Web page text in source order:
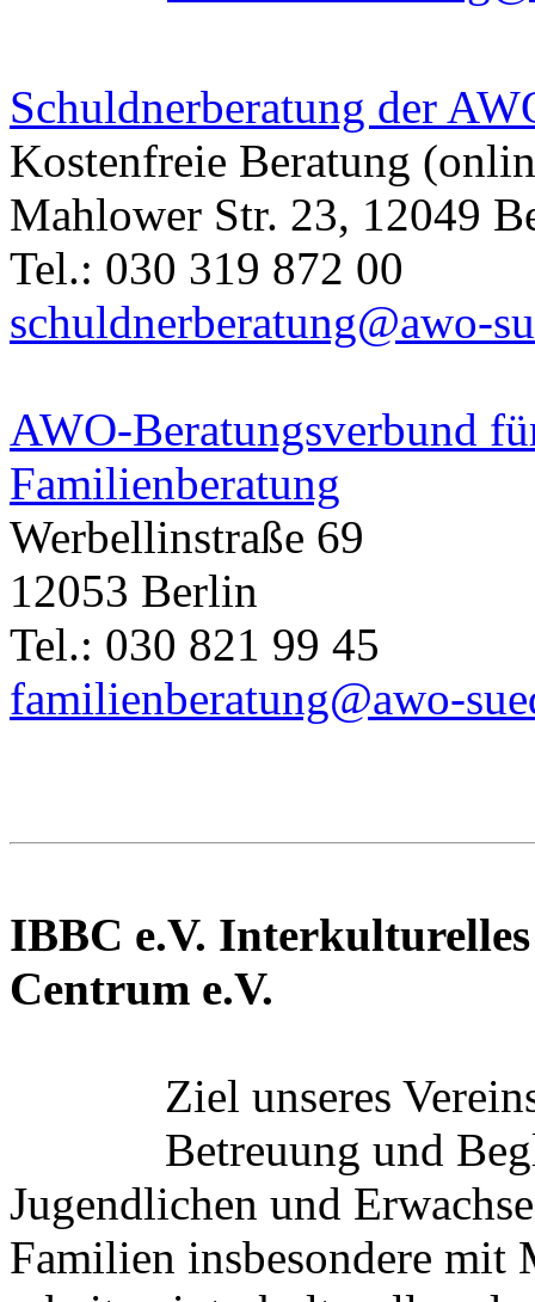
Schuldnerberatung der
Kostenfreie Beratung
Mahlower Str. 23, 12049
Tel.: 030 319 872 00
schuldnerberatung@awo-
AWO-Beratungsverbund
Familienberatung
Werbellinstraße 69
12053 Berlin
Tel.: 030 821 99 45
familienberatung@awo-
IBBC e.V.
Centrum e.V.
Ziel unseres
Betreuung und
Jugendlichen und
Familien insbesondere